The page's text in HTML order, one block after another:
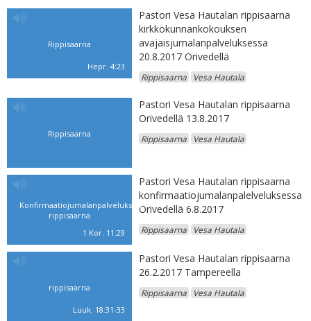
Rippisaarna
Hepr. 4:23
Pastori Vesa Hautalan rippisaarna
kirkkokunnankokouksen
avajaisjumalanpalveluksessa
20.8.2017 Orivedellä
Rippisaarna Vesa Hautala
Rippisaarna
Pastori Vesa Hautalan rippisaarna
Orivedellä 13.8.2017
Rippisaarna Vesa Hautala
Konfirmaatiojumalanpalveluksen
rippisaarna
1 Kor. 11:29
Pastori Vesa Hautalan rippisaarna
konfirmaatiojumalanpalelveluksessa
Orivedellä 6.8.2017
Rippisaarna Vesa Hautala
rippisaarna
Luuk. 18:31-33
Pastori Vesa Hautalan rippisaarna
26.2.2017 Tampereella
Rippisaarna Vesa Hautala